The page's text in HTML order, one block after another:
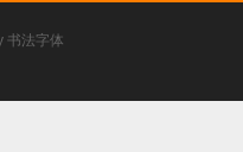
书法字体